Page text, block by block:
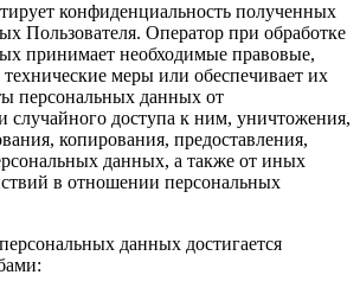
конфиденциальность полученных
Пользователя. Оператор при обработке
принимает необходимые правовые,
меры или обеспечивает их
персональных данных от
случайного доступа к ним, уничтожения,
копирования, предоставления,
данных, а также от иных
в отношении персональных
данных достигается